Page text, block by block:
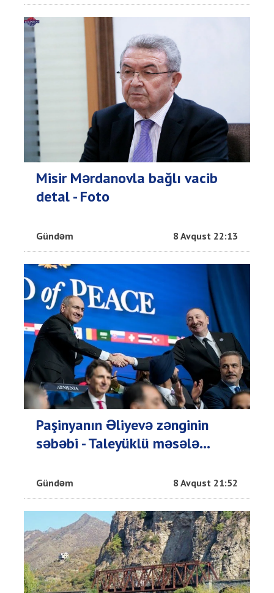
Misir Mərdanovla bağlı vacib
detal - Foto
Gündəm 8 Avqust 22:13
Paşinyanın Əliyevə zənginin
səbəbi - Taleyüklü məsələ...
Gündəm 8 Avqust 21:52